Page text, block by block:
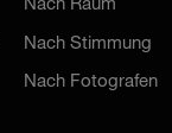
Nach Raum
Nach Stimmung
Nach Fotografen